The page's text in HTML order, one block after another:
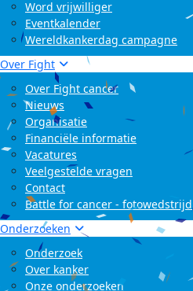
Word vrijwilliger
Eventkalender
Wereldkankerdag campagne
Over Fight
Over Fight cancer
Nieuws
Organisatie
Financiële informatie
Vacatures
Veelgestelde vragen
Contact
Battle for cancer - fotowedstrijd
Onderzoeken
Onderzoek
Over kanker
Onze onderzoeken